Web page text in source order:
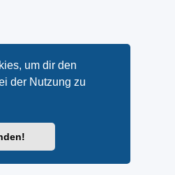
um dir den
der Nutzung zu